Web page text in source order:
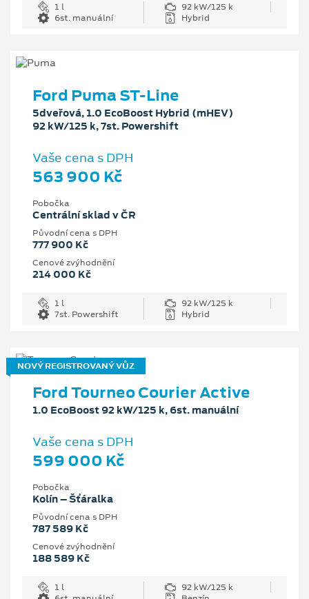
1 l
92 kW/125 k
6st. manuální
Hybrid
Ford Puma ST-Line
5dveřová, 1.0 EcoBoost Hybrid (mHEV)
92 kW/125 k, 7st. Powershift
Vaše cena s DPH
563 900 Kč
Pobočka
Centrální sklad v ČR
Původní cena s DPH
777 900 Kč
Cenové zvýhodnění
214 000 Kč
1 l
92 kW/125 k
7st. Powershift
Hybrid
NOVÝ REGISTROVANÝ VŮZ
Ford Tourneo Courier Active
1.0 EcoBoost 92 kW/125 k, 6st. manuální
Vaše cena s DPH
599 000 Kč
Pobočka
Kolín – Šťáralka
Původní cena s DPH
787 589 Kč
Cenové zvýhodnění
188 589 Kč
1 l
92 kW/125 k